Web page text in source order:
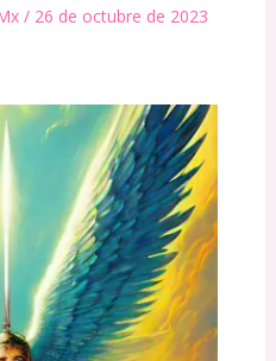
/ 26 de octubre de 2023